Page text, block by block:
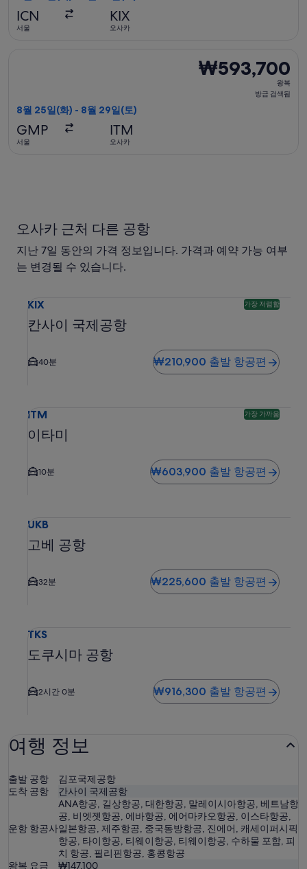
ICN
서울
KIX
오사카
₩593,700
왕
₩593,700
왕복
방금 검색됨
8월 25일(화) - 8월 29일(토)
GMP
서울
ITM
오사카
오사카 근처 다른 공항
지난 7일 동안의 가격 정보입니다. 가격과 예약 가능 여부
는 변경될 수 있습니다.
KIX 가장 저렴함
칸사이 국제공항
40분 ₩210,900 출발 항공편
ITM 가장 가까움
이타미
10분 ₩603,900 출발 항공편
UKB
고베 공항
32분 ₩225,600 출발 항공편
TKS
도쿠시마 공항
2시간 0분 ₩916,300 출발 항공편
여행 정보
출발 공항
김포국제공항
도착 공항
간사이 국제공항
운항 항공사
ANA항공, 길상항공, 대한항공, 말레이시아항공, 베트남항
공, 비엣젯항공, 에바항공, 에어마카오항공, 이스타항공,
일본항공, 제주항공, 중국동방항공, 진에어, 캐세이퍼시픽
항공, 타이항공, 티웨이항공, 티웨이항공, 수하물 포함, 피
치 항공, 필리핀항공, 홍콩항공
왕복 요금
₩147,100